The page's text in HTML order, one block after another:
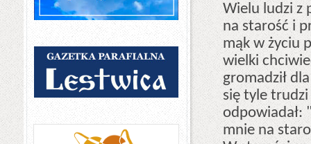
Wielu ludzi z
na starość i
mąk w życiu
wielki
gromadził
się tyle
odpowiadał:
mnie na